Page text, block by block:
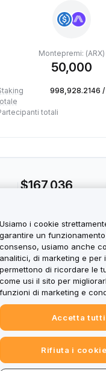
Montepremi: (ARX)
50,000
998,928.2146
totali
$167,036
review the
Usiamo i cookie
garantire un
consenso, usiamo anche
analitici, di marketing e per
permettono di ricordare le
come usi il sito per
funzioni di marketing e
Accetta
Rifiuta i